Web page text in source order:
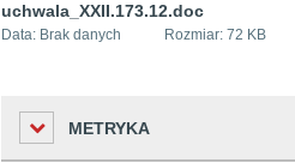
uchwala_XXII.173.12.doc
Data: Brak danych Rozmiar: 72 KB
METRYKA